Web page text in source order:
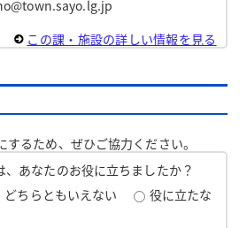
この課・施設の詳しい情報を見る
るため、ぜひご協力ください。
あなたのお役に立ちましたか？
どちらともいえない
役に立たな